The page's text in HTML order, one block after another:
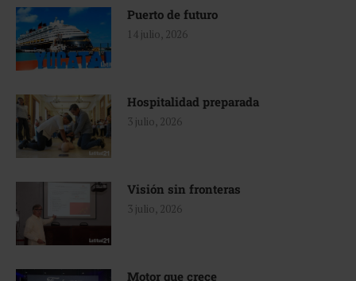
Puerto de futuro
14 julio, 2026
Hospitalidad preparada
3 julio, 2026
Visión sin fronteras
3 julio, 2026
Motor que crece